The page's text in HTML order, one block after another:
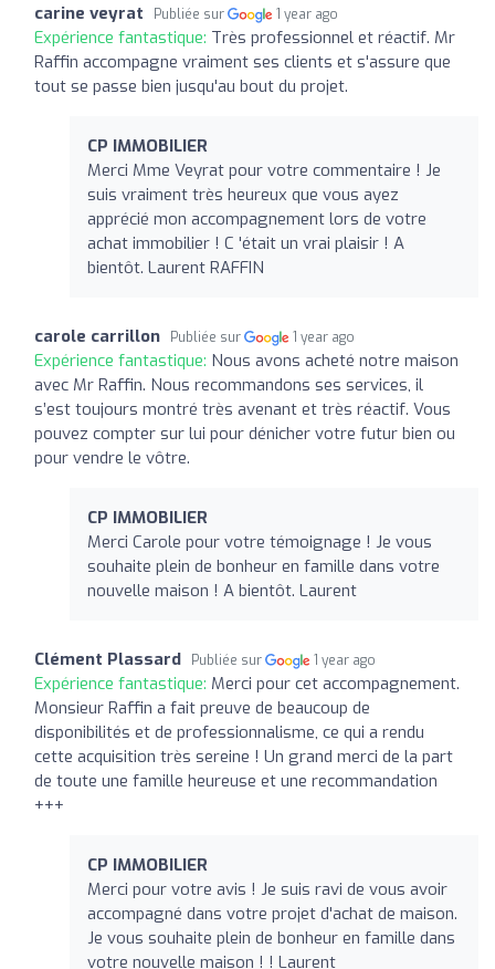
carine veyrat Publiée sur 1 year ago
Expérience fantastique: Très professionnel et réactif. Mr
Raffin accompagne vraiment ses clients et s'assure que
tout se passe bien jusqu'au bout du projet.
CP IMMOBILIER
Merci Mme Veyrat pour votre commentaire ! Je
suis vraiment très heureux que vous ayez
apprécié mon accompagnement lors de votre
achat immobilier ! C 'était un vrai plaisir ! A
bientôt. Laurent RAFFIN
carole carrillon Publiée sur 1 year ago
Expérience fantastique: Nous avons acheté notre maison
avec Mr Raffin. Nous recommandons ses services, il
s’est toujours montré très avenant et très réactif. Vous
pouvez compter sur lui pour dénicher votre futur bien ou
pour vendre le vôtre.
CP IMMOBILIER
Merci Carole pour votre témoignage ! Je vous
souhaite plein de bonheur en famille dans votre
nouvelle maison ! A bientôt. Laurent
Clément Plassard Publiée sur 1 year ago
Expérience fantastique: Merci pour cet accompagnement.
Monsieur Raffin a fait preuve de beaucoup de
disponibilités et de professionnalisme, ce qui a rendu
cette acquisition très sereine ! Un grand merci de la part
de toute une famille heureuse et une recommandation
+++
CP IMMOBILIER
Merci pour votre avis ! Je suis ravi de vous avoir
accompagné dans votre projet d'achat de maison.
Je vous souhaite plein de bonheur en famille dans
votre nouvelle maison ! ! Laurent